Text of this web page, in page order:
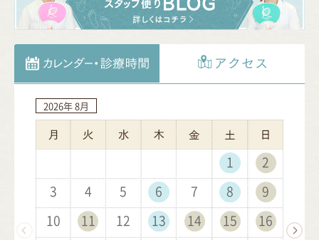
2026年8月
1
2
3
4 5 6 7 8
9
10
11 12 13 14 15
16
2026年9月
5
6
7
8 9 10 11 12
13
14
15 16 17 18 19
20
2026年10月
3
4
5
6 7 8 9 10
11
12
13 14 15 16 17
18
2026年11月
1
2
3 4 5 6 7
8
9
10 11 12 13 14
15
2026年12月
5
6
7
8 9 10 11 12
13
14
15 16 17 18 19
20
2027年1月
2
3
4
5 6 7 8 9
10
11
12 13 14 15 16
17
2027年2月
6
7
8
9 10 11 12 13
14
15
16 17 18 19 20
21
2027年3月
6
7
8
9 10 11 12 13
14
15
16 17 18 19 20
21
2027年4月
3
4
5
6 7 8 9 10
11
12
13 14 15 16 17
18
2027年5月
1
2
3
4 5 6 7 8
9
10
11 12 13 14 15
16
2027年6月
5
6
7
8 9 10 11 12
13
14
15 16 17 18 19
20
2027年7月
3
4
5
6 7 8 9 10
11
12
13 14 15 16 17
18